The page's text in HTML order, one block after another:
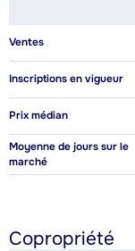
Ventes
Inscriptions en vigueur
Prix médian
Moyenne de jours sur le
marché
Copropriété